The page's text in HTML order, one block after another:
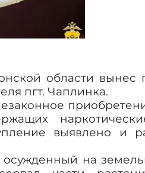
области вынес
пгт. Чаплинка.
выявлено и
осужденный на